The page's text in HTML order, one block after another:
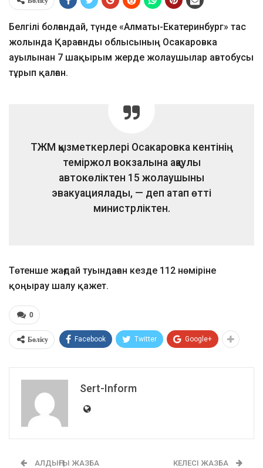
Белгілі болғандай, түнде «Алматы-Екатеринбург» тас
жолында Қарағанды облысының Осакаровка
ауылынан 7 шақырым жерде жолаушылар автобусы
тұрып қалған.
ТЖМ қызметкерлері Осакаровка кентінің
теміржол вокзалына ақаулы
автокөліктен 15 жолаушыны
эвакуациялады, — деп атап өтті
министрліктен.
Төтенше жағдай туындаған кезде 112 нөміріне
қоңырау шалу қажет.
0
Бөлісу Facebook Twitter Google+
Sert-Inform
АЛДЫҢҒЫ ЖАЗБА КЕЛЕСІ ЖАЗБА